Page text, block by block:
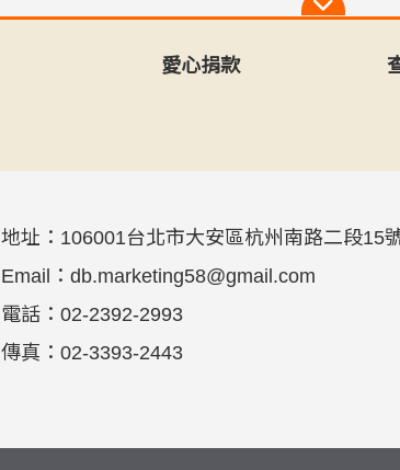
愛心捐款
地址： 106001台北市大安區杭州南路二段15
Email： db.marketing58@gmail.com
電話： 02-2392-2993
傳真： 02-3393-2443